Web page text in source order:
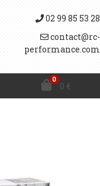
02 99 85 53 28
contact@rc-
performance.com
0
0 €